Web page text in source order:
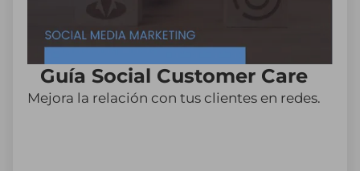
Guía Social Customer Care
Mejora la relación con tus clientes en redes.